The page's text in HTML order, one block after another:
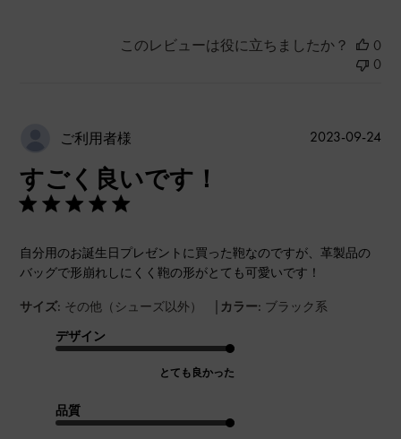
このレビューは役に立ちましたか？
0
0
ご利用者様
すごく良いです！
自分用のお誕生日プレゼントに買った鞄なのですが、革製品の
バッグで形崩れしにくく鞄の形がとても可愛いです！
サイズ: その他（シューズ以外） | カラー: ブラック系
デザイン
とても良かった
品質
公
2023-09-24